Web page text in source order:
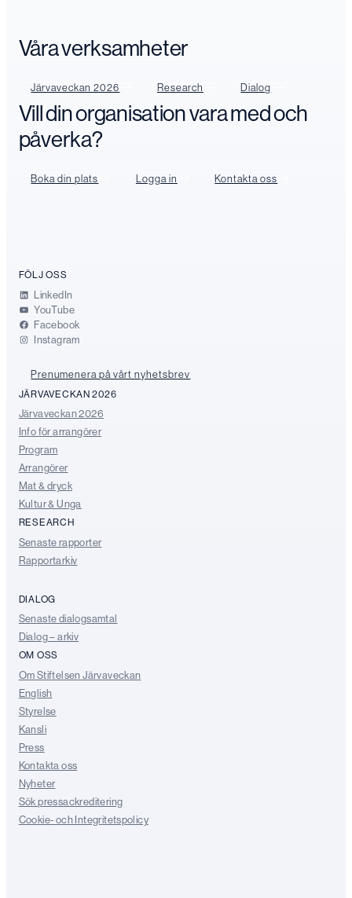
Våra verksamheter
Järvaveckan 2026 Research Dialog
Vill din organisation vara med och
påverka?
Boka din plats Logga in Kontakta oss
FÖLJ OSS
LinkedIn
YouTube
Facebook
Instagram
Prenumenera på vårt nyhetsbrev
JÄRVAVECKAN 2026
Järvaveckan 2026
Info för arrangörer
Program
Arrangörer
Mat & dryck
Kultur & Unga
RESEARCH
Senaste rapporter
Rapportarkiv
DIALOG
Senaste dialogsamtal
Dialog – arkiv
OM OSS
Om Stiftelsen Järvaveckan
English
Styrelse
Kansli
Press
Kontakta oss
Nyheter
Sök pressackreditering
Cookie- och Integritetspolicy